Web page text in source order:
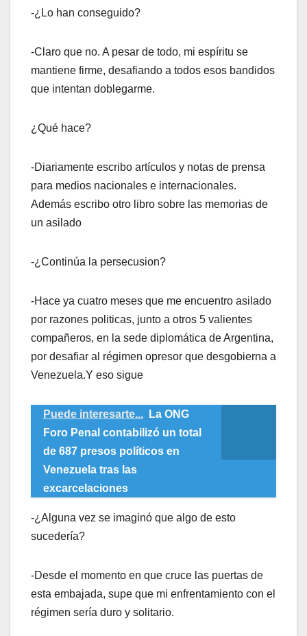
-¿Lo han conseguido?
-Claro que no. A pesar de todo, mi espíritu se
mantiene firme, desafiando a todos esos bandidos
que intentan doblegarme.
¿Qué hace?
-Diariamente escribo artículos y notas de prensa
para medios nacionales e internacionales.
Además escribo otro libro sobre las memorias de
un asilado
-¿Continúa la persecusion?
-Hace ya cuatro meses que me encuentro asilado
por razones politicas, junto a otros 5 valientes
compañeros, en la sede diplomática de Argentina,
por desafiar al régimen opresor que desgobierna a
Venezuela.Y eso sigue
Puede interesarte...
La ONG
Foro Penal contabilizó un total
de 687 presos políticos en
Venezuela tras las
excarcelaciones
-¿Alguna vez se imaginó que algo de esto
sucedería?
-Desde el momento en que cruce las puertas de
esta embajada, supe que mi enfrentamiento con el
régimen sería duro y solitario.